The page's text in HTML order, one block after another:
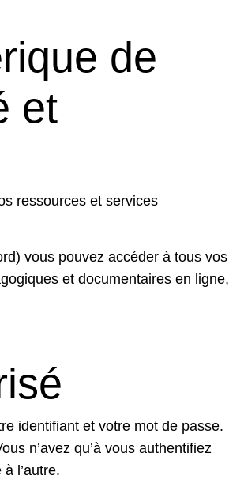
de
et
ressources et services
vous pouvez accéder à tous vos
et documentaires en ligne,
identifiant et votre mot de passe.
n’avez qu’à vous authentifiez
l’autre.